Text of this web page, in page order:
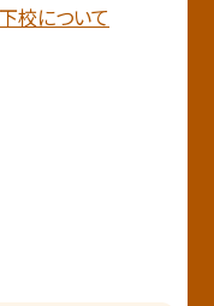
校について